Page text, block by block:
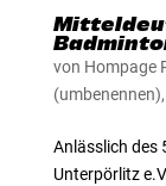
von Hompage
(umbenennen),
Anlässlich des
Unterpörlitz